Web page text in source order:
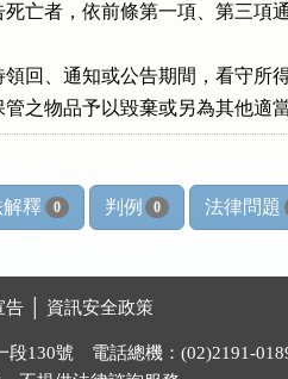
死亡者，依前條第一項、第三項
領回、通知或公告期間，看守所
之物品予以毀棄或另為其他適當
釋 0 判例 0 法律問題
告 資訊安全政策
段130號 電話總機：(02)2191-